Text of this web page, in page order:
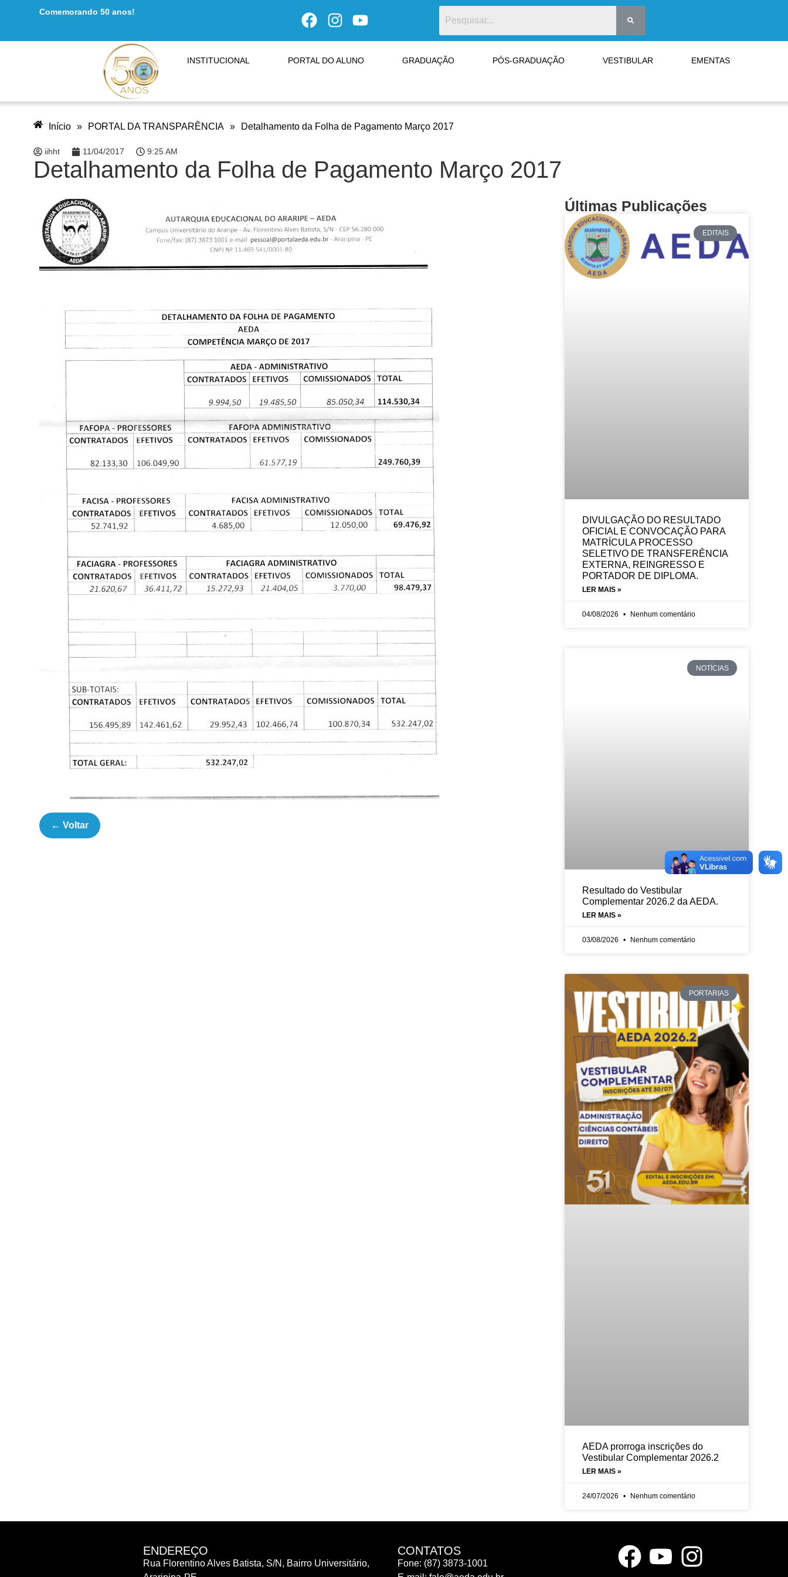
Comemorando 50 anos!
INSTITUCIONAL PORTAL DO ALUNO GRADUAÇÃO PÓS-GRADUAÇÃO VESTIBULAR EMENTAS
Início » PORTAL DA TRANSPARÊNCIA » Detalhamento da Folha de Pagamento Março 2017
iihht 11/04/2017 9:25 AM
Detalhamento da Folha de Pagamento Março 2017
← Voltar
Últimas Publicações
EDITAIS
DIVULGAÇÃO DO RESULTADO
OFICIAL E CONVOCAÇÃO PARA
MATRÍCULA PROCESSO
SELETIVO DE TRANSFERÊNCIA
EXTERNA, REINGRESSO E
PORTADOR DE DIPLOMA.
LER MAIS »
04/08/2026 Nenhum comentário
NOTÍCIAS
Resultado do Vestibular
Complementar 2026.2 da AEDA.
LER MAIS »
03/08/2026 Nenhum comentário
PORTARIAS
AEDA prorroga inscrições do
Vestibular Complementar 2026.2
LER MAIS »
24/07/2026 Nenhum comentário
ENDEREÇO
Rua Florentino Alves Batista, S/N, Bairro Universitário,
CONTATOS
Fone: (87) 3873-1001